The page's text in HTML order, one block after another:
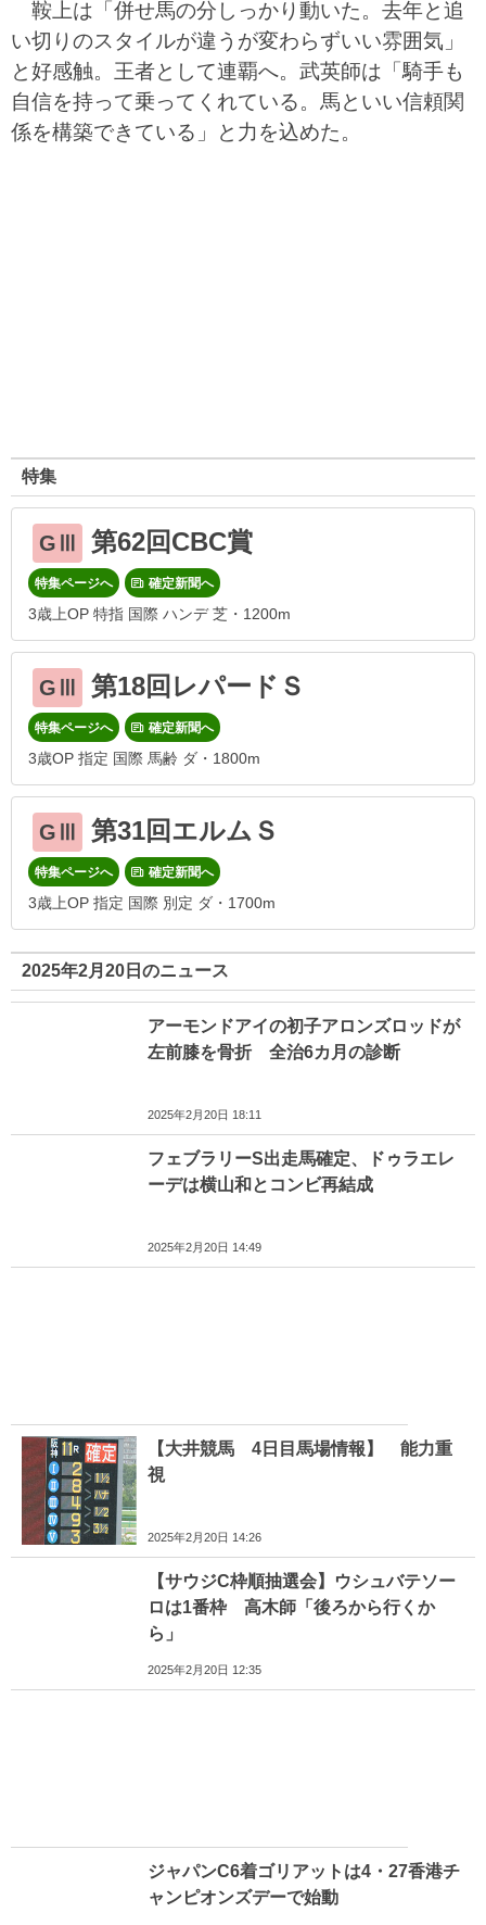
鞍上は「併せ馬の分しっかり動いた。去年と追
い切りのスタイルが違うが変わらずいい雰囲気」
と好感触。王者として連覇へ。武英師は「騎手も
自信を持って乗ってくれている。馬といい信頼関
係を構築できている」と力を込めた。
特集
GⅢ 第62回CBC賞
特集ページへ 確定新聞へ
3歳上OP 特指 国際 ハンデ 芝・1200m
GⅢ 第18回レパードＳ
特集ページへ 確定新聞へ
3歳OP 指定 国際 馬齢 ダ・1800m
GⅢ 第31回エルムＳ
特集ページへ 確定新聞へ
3歳上OP 指定 国際 別定 ダ・1700m
2025年2月20日のニュース
アーモンドアイの初子アロンズロッドが
左前膝を骨折 全治6カ月の診断
2025年2月20日 18:11
フェブラリーS出走馬確定、ドゥラエレ
ーデは横山和とコンビ再結成
2025年2月20日 14:49
【大井競馬 4日目馬場情報】 能力重
視
2025年2月20日 14:26
【サウジC枠順抽選会】ウシュバテソー
ロは1番枠 高木師「後ろから行くか
ら」
2025年2月20日 12:35
ジャパンC6着ゴリアットは4・27香港チ
ャンピオンズデーで始動